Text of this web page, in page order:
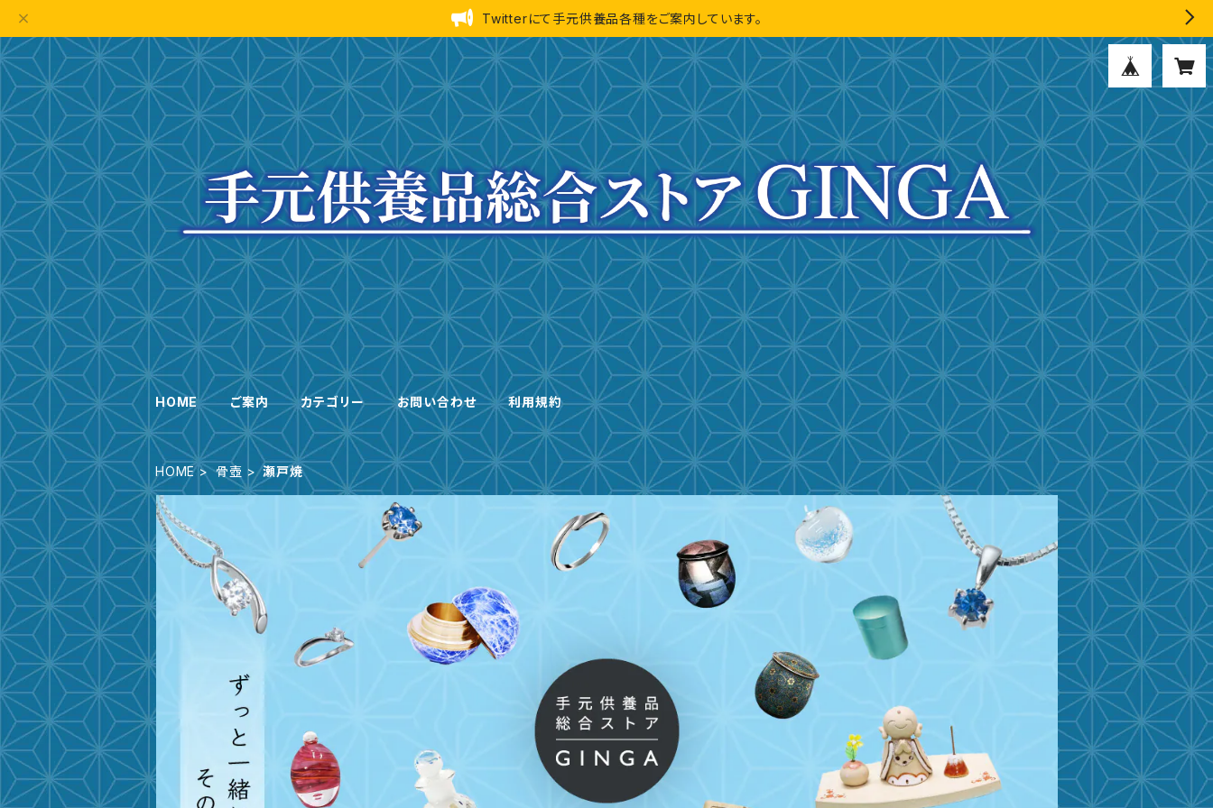
Twitterにて手元供養品各種をご案内しています。
HOME ご案内 カテゴリー お問い合わせ 利用規約
HOME 骨壺 瀬戸焼